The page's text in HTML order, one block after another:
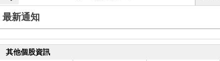
最新通知
其他個股資訊